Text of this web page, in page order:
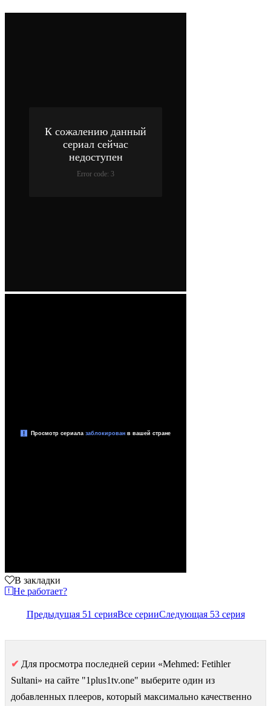
В закладки
Не работает?
Предыдущая 51 серияВсе серииСледующая 53 серия
✔ Для просмотра последней серии «Mehmed: Fetihler
Sultani» на сайте "1plus1tv.one" выберите один из
добавленных плееров, который максимально качественно